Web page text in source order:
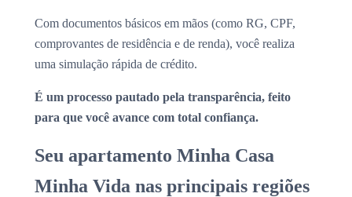
Com documentos básicos em mãos (como RG, CPF,
comprovantes de residência e de renda), você realiza
uma simulação rápida de crédito.
É um processo pautado pela transparência, feito
para que você avance com total confiança.
Seu apartamento Minha Casa
Minha Vida nas principais regiões